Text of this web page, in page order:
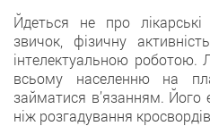
Йдеться не про
звичок, фізичну
інтелектуальною роботою.
всьому населенню на
займатися в’язанням. Його
ніж розгадування